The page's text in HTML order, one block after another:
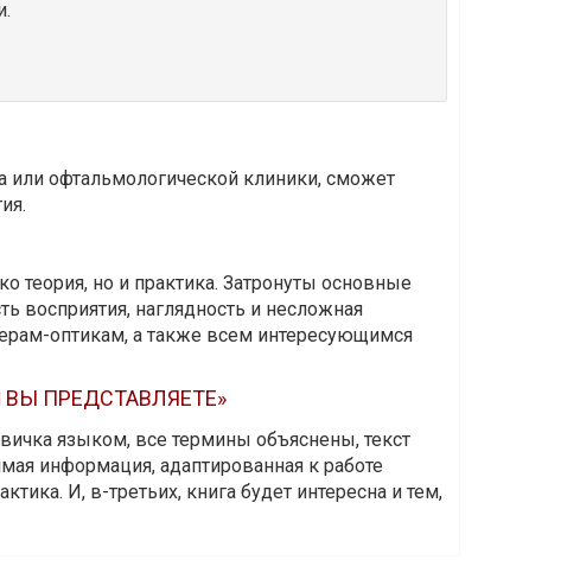
или офтальмологической клиники, сможет
теория, но и практика. Затронуты основные
наглядность и несложная
оптикам, а также всем интересующимся
ПРЕДСТАВЛЯЕТЕ»
языком, все термины объяснены, текст
информация, адаптированная к работе
И, в-третьих, книга будет интересна и тем,